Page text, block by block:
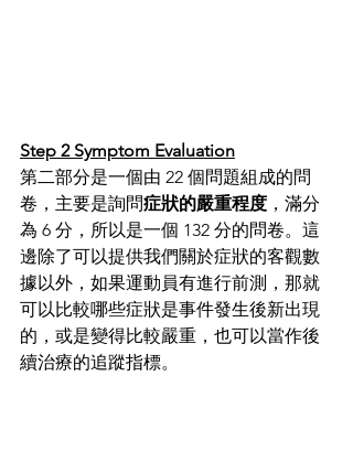
Step 2 Symptom Evaluation
第二部分是一個由 22 個問題組成的問
卷，主要是詢問症狀的嚴重程度 ，滿分
為 6 分，所以是一個 132 分的問卷。這
邊除了可以提供我們關於症狀的客觀數
據以外，如果運動員有進行前測，那就
可以比較哪些症狀是事件發生後新出現
的，或是變得比較嚴重，也可以當作後
續治療的追蹤指標。